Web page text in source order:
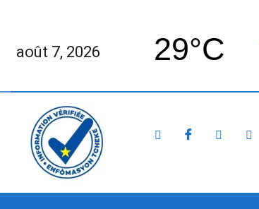
août 7, 2026 29°C